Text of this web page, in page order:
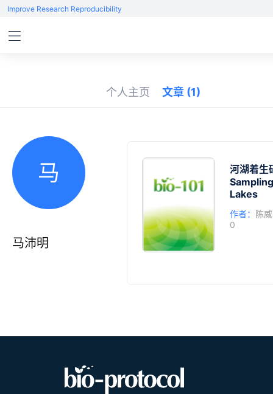
Improve Research Reproducibility
个人主页 文章 (1)
马
马沛明
河湖着生
Lakes
作者： 陈威
0